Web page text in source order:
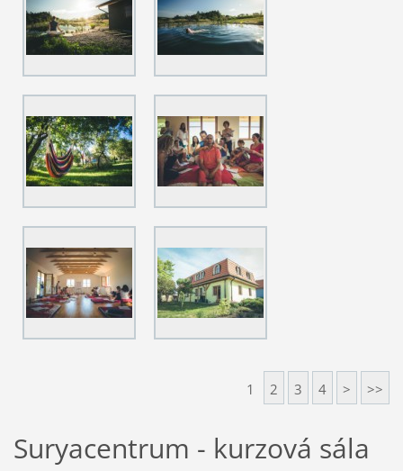
1 2 3 4 > >>
Suryacentrum - kurzová sála